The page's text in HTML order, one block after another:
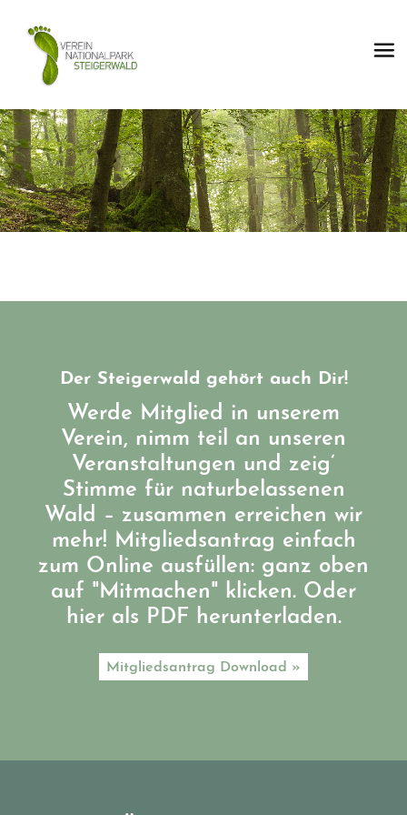
Der Steigerwald gehört auch Dir!
Werde Mitglied in unserem
Verein, nimm teil an unseren
Veranstaltungen und zeig’
Stimme für naturbelassenen
Wald – zusammen erreichen wir
mehr! Mitgliedsantrag einfach
zum Online ausfüllen: ganz oben
auf "Mitmachen" klicken. Oder
hier als PDF herunterladen.
Mitgliedsantrag Download »